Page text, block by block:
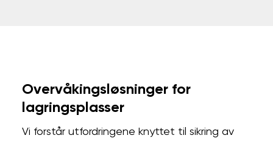
Overvåkingsløsninger for
lagringsplasser
Vi forstår utfordringene knyttet til sikring av